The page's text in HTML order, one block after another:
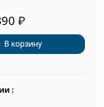
₽
В корзину
: